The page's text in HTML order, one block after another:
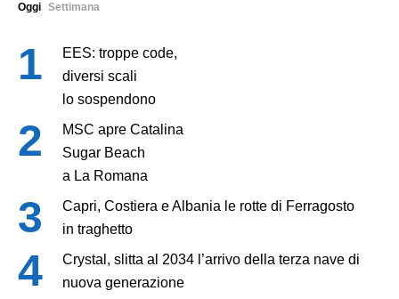
Oggi Settimana
EES: troppe code,
diversi scali
lo sospendono
MSC apre Catalina
Sugar Beach
a La Romana
Capri, Costiera e Albania le rotte di Ferragosto
in traghetto
Crystal, slitta al 2034 l’arrivo della terza nave di
nuova generazione